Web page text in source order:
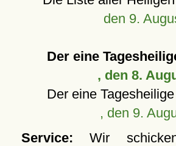
den 9.
Der eine
, den 8.
Der eine
, den 9.
Service: Wir